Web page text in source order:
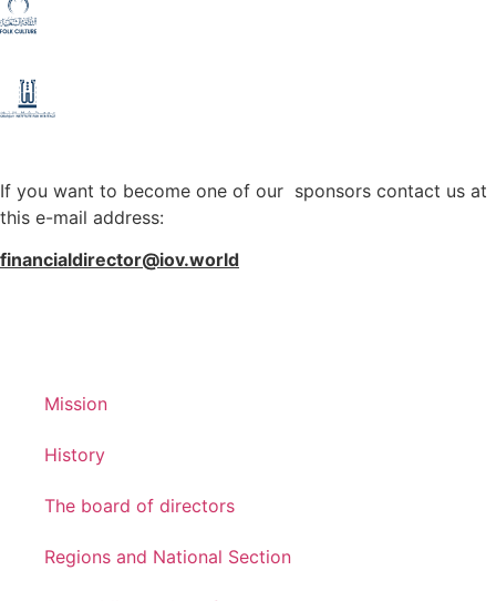
If you want to become one of our sponsors contact us at
this e-mail address:
financialdirector@iov.world
Mission
History
The board of directors
Regions and National Section